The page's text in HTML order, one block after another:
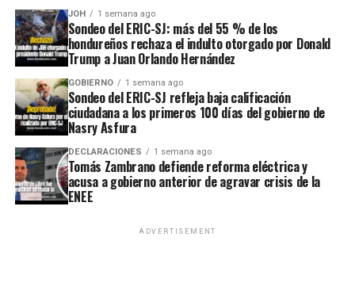
JOH 1 semana ago
Sondeo del ERIC-SJ: más del 55 % de los
hondureños rechaza el indulto otorgado por Donald
Trump a Juan Orlando Hernández
GOBIERNO 1 semana ago
Sondeo del ERIC-SJ refleja baja calificación
ciudadana a los primeros 100 días del gobierno de
Nasry Asfura
DECLARACIONES 1 semana ago
Tomás Zambrano defiende reforma eléctrica y
acusa a gobierno anterior de agravar crisis de la
ENEE
ADVERTISEMENT